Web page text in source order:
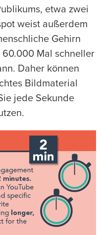
etwa zwei
weist außerdem
Gehirn
Mal schneller
Daher können
Bildmaterial
jede Sekunde